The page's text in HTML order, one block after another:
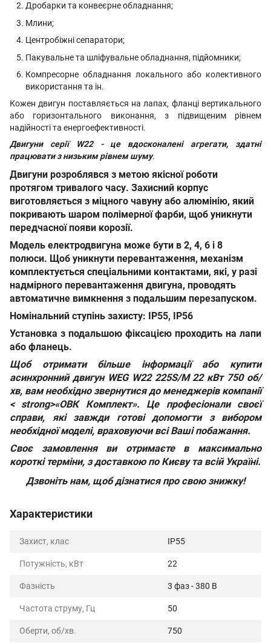
Дробарки та конвеєрне обладнання;
Млини;
Центробіжні сепаратори;
Пакувальне та шліфувальне обладнання, підйомники;
Компресорне обладнання локального або колективного
використання та ін.
Кожен двигун поставляється на лапах, фланці вертикального
або горизонтального виконання, з підвищеним рівнем
надійності та енергоефективності.
Двигуни серії W22 - це вдосконалені агрегати, здатні
працювати з низьким рівнем шуму.
Двигуни розроблявся з метою якісної роботи
протягом тривалого часу. Захисний корпус
виготовляється з міцного чавуну або алюмінію, який
покривають шаром полімерної фарби, щоб уникнути
передчасної появи корозії.
Модель електродвигуна може бути в 2, 4, 6 і 8
полюси. Щоб уникнути перевантаження, механізм
комплектується спеціальними контактами, які, у разі
надмірного перевантаження двигуна, проводять
автоматичне вимкнення з подальшим перезапуском.
Номінальний ступінь захисту: IP55, IP56
Установка з подальшою фіксацією проходить на лапи
або фланець.
Щоб отримати більше інформації або купити
асинхронний двигун WEG W22 225S/M 22 кВт 750 об/
хв, вам необхідно звернутися до менеджерів компанії
< strong>«ОВК Комплект». Це професіонали своєї
справи, які завжди готові допомогти з вибором
необхідної моделі, враховуючи всі Ваші побажання.
Своє замовлення ви отримаєте в максимально
короткі терміни, з доставкою по Києву та всій Україні.
Дзвоніть нам, щоб дізнатися про свою знижку!
Характеристики
Захист, клас IP55
Потужність, кВт 22
Фазність 3 фаз - 380 В
Частота струму, Гц 50
Оберти, об/хв. 750